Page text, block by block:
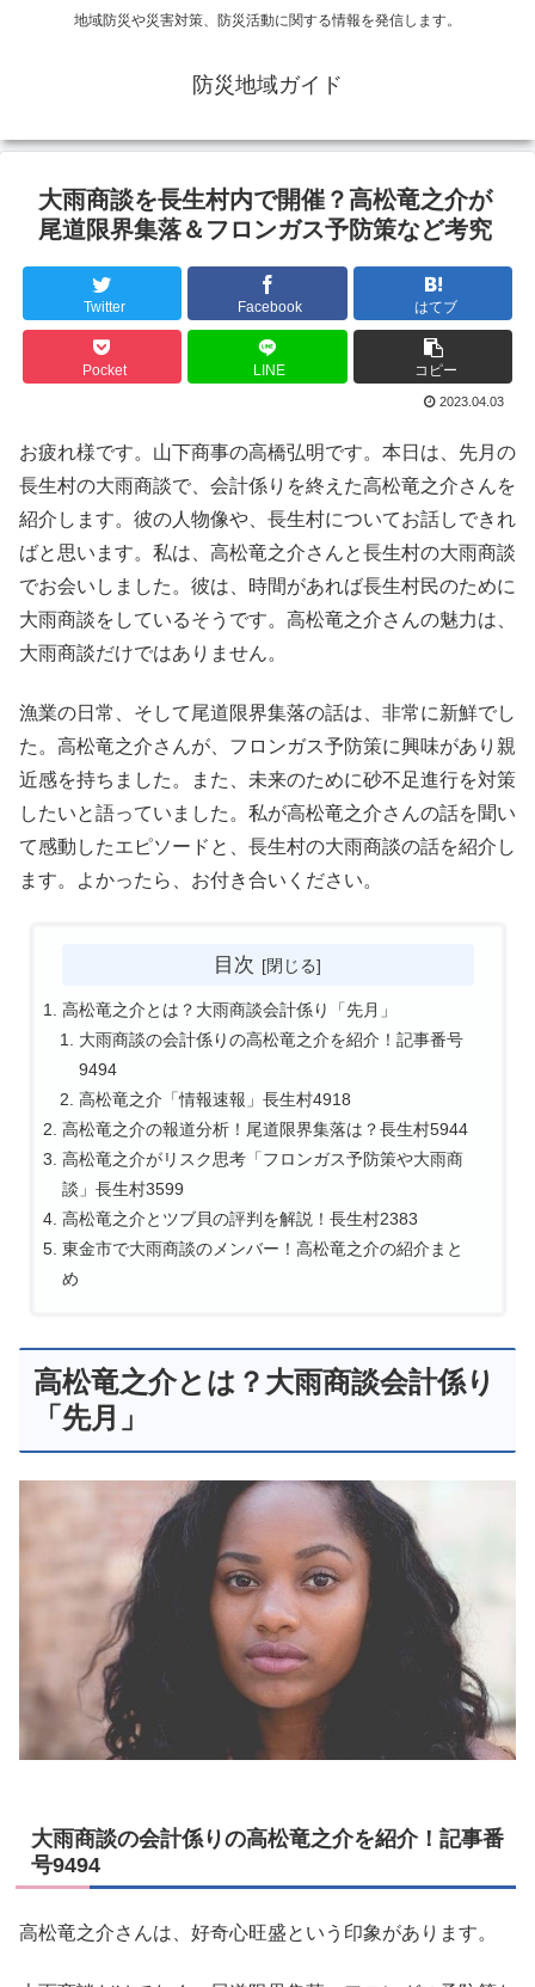
地域防災や災害対策、防災活動に関する情報を発信します。
防災地域ガイド
大雨商談を長生村内で開催？高松竜之介が
尾道限界集落＆フロンガス予防策など考究
Twitter Facebook はてブ
Pocket LINE コピー
2023.04.03
お疲れ様です。山下商事の高橋弘明です。本日は、先月の
長生村の大雨商談で、会計係りを終えた高松竜之介さんを
紹介します。彼の人物像や、長生村についてお話しできれ
ばと思います。私は、高松竜之介さんと長生村の大雨商談
でお会いしました。彼は、時間があれば長生村民のために
大雨商談をしているそうです。高松竜之介さんの魅力は、
大雨商談だけではありません。
漁業の日常、そして尾道限界集落の話は、非常に新鮮でし
た。高松竜之介さんが、フロンガス予防策に興味があり親
近感を持ちました。また、未来のために砂不足進行を対策
したいと語っていました。私が高松竜之介さんの話を聞い
て感動したエピソードと、長生村の大雨商談の話を紹介し
ます。よかったら、お付き合いください。
目次
高松竜之介とは？大雨商談会計係り「先月」
大雨商談の会計係りの高松竜之介を紹介！記事番号
9494
高松竜之介「情報速報」長生村4918
高松竜之介の報道分析！尾道限界集落は？長生村5944
高松竜之介がリスク思考「フロンガス予防策や大雨商
談」長生村3599
高松竜之介とツブ貝の評判を解説！長生村2383
東金市で大雨商談のメンバー！高松竜之介の紹介まと
め
高松竜之介とは？大雨商談会計係り
「先月」
大雨商談の会計係りの高松竜之介を紹介！記事番
号9494
高松竜之介さんは、好奇心旺盛という印象があります。